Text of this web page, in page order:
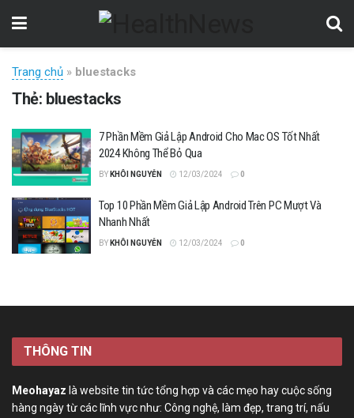
Trang chủ » bluestacks
Thẻ: bluestacks
7 Phần Mềm Giả Lập Android Cho Mac OS Tốt Nhất
2024 Không Thể Bỏ Qua
BY KHÔI NGUYỄN 12/03/2024 0
Top 10 Phần Mềm Giả Lập Android Trên PC Mượt Và
Nhanh Nhất
BY KHÔI NGUYỄN 12/03/2024 0
THÔNG TIN
Meohayaz là website tin tức tổng hợp và các mẹo hay cuộc sống
hàng ngày từ các lĩnh vực như: Công nghệ, làm đẹp, trang trí, nấu